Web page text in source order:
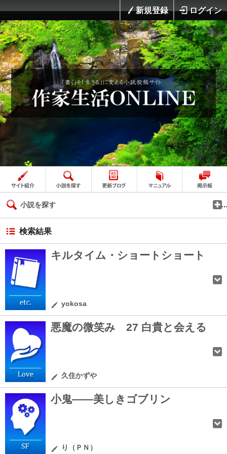
新規登録 ログイン
小説を探す
検索結果
キルタイム・ショートショート
yokosa
悪魔の微笑み 27 白貴と会える
久住かずや
小鬼――美しきゴブリン
り（ＰＮ）